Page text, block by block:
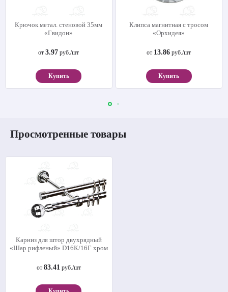
Крючок метал. стеновой 35мм
«Гвидон»
от3.97 руб./шт
Купить
Клипса магнитная с тросом
«Орхидея»
от 13.86 руб./шт
Купить
Просмотренные товары
Карниз для штор двухрядный
«Шар рифленый» D16К/16Г хром
от 83.41 руб./шт